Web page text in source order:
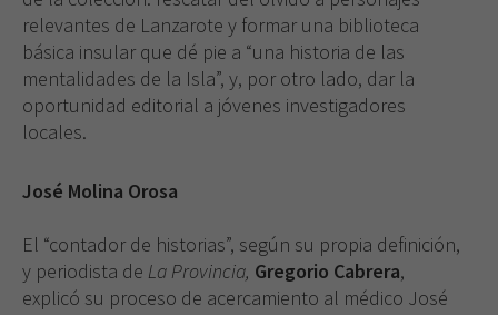
relevantes de Lanzarote y formar una biblioteca
básica insular que dé pie a “una historia de las
mentalidades de la Isla”, y, por otro lado, dar la
oportunidad editorial a jóvenes investigadores
locales.
José Molina Orosa
El “contador de historias”, según su propia definición,
y periodista de La Provincia, Gregorio Cabrera,
explicó su proceso de acercamiento al médico José